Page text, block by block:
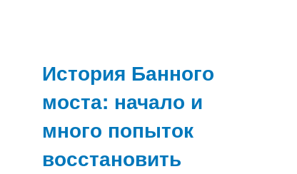
История Банного
моста: начало и
много попыток
восстановить